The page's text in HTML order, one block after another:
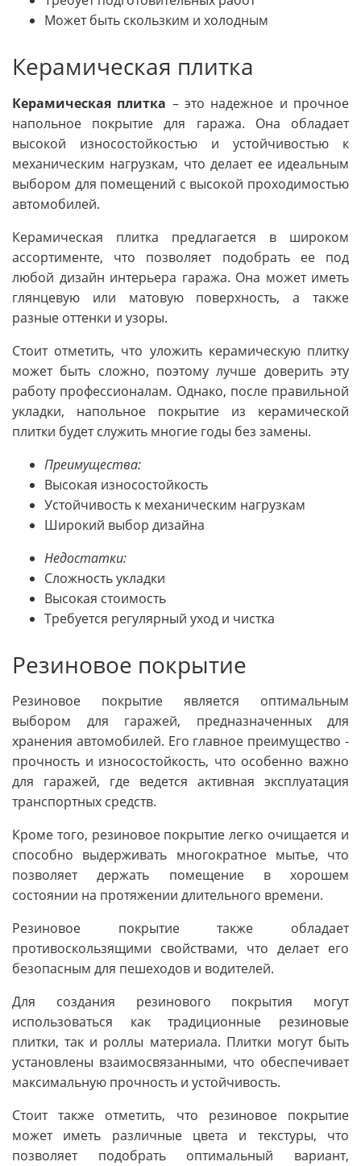
Может быть скользким и холодным
Керамическая плитка
Керамическая плитка – это надежное и прочное
напольное покрытие для гаража. Она обладает
высокой износостойкостью и устойчивостью к
механическим нагрузкам, что делает ее идеальным
выбором для помещений с высокой проходимостью
автомобилей.
Керамическая плитка предлагается в широком
ассортименте, что позволяет подобрать ее под
любой дизайн интерьера гаража. Она может иметь
глянцевую или матовую поверхность, а также
разные оттенки и узоры.
Стоит отметить, что уложить керамическую плитку
может быть сложно, поэтому лучше доверить эту
работу профессионалам. Однако, после правильной
укладки, напольное покрытие из керамической
плитки будет служить многие годы без замены.
Преимущества:
Высокая износостойкость
Устойчивость к механическим нагрузкам
Широкий выбор дизайна
Недостатки:
Сложность укладки
Высокая стоимость
Требуется регулярный уход и чистка
Резиновое покрытие
Резиновое покрытие является оптимальным
выбором для гаражей, предназначенных для
хранения автомобилей. Его главное преимущество -
прочность и износостойкость, что особенно важно
для гаражей, где ведется активная эксплуатация
транспортных средств.
Кроме того, резиновое покрытие легко очищается и
способно выдерживать многократное мытье, что
позволяет держать помещение в хорошем
состоянии на протяжении длительного времени.
Резиновое покрытие также обладает
противоскользящими свойствами, что делает его
безопасным для пешеходов и водителей.
Для создания резинового покрытия могут
использоваться как традиционные резиновые
плитки, так и роллы материала. Плитки могут быть
установлены взаимосвязанными, что обеспечивает
максимальную прочность и устойчивость.
Стоит также отметить, что резиновое покрытие
может иметь различные цвета и текстуры, что
позволяет подобрать оптимальный вариант,